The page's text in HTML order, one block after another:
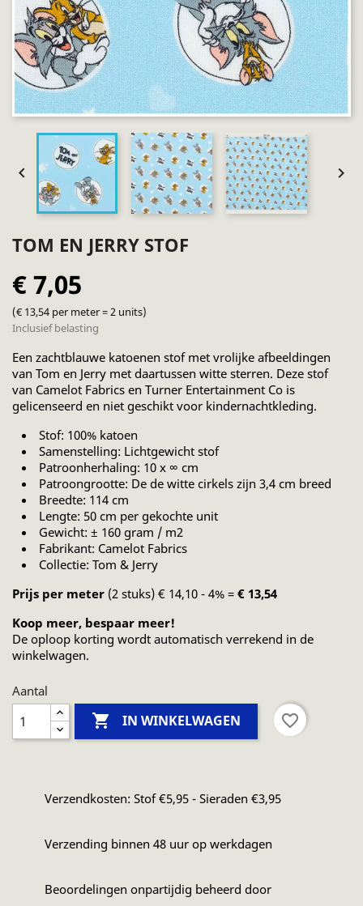
 
TOM EN JERRY STOF
€ 7,05
(€ 13,54 per meter = 2 units)
Inclusief belasting
Een zachtblauwe katoenen stof met vrolijke afbeeldingen
van Tom en Jerry met daartussen witte sterren. Deze stof
van Camelot Fabrics en Turner Entertainment Co is
gelicenseerd en niet geschikt voor kindernachtkleding.
Stof: 100% katoen
Samenstelling: Lichtgewicht stof
Patroonherhaling: 10 x ∞ cm
Patroongrootte: De de witte cirkels zijn 3,4 cm breed
Breedte: 114 cm
Lengte: 50 cm per gekochte unit
Gewicht: ± 160 gram / m2
Fabrikant: Camelot Fabrics
Collectie: Tom & Jerry
Prijs per meter (2 stuks) € 14,10 - 4% = € 13,54
Koop meer, bespaar meer!
De oploop korting wordt automatisch verrekend in de
winkelwagen.
Aantal
 IN WINKELWAGEN favorite_border
Verzendkosten: Stof €5,95 - Sieraden €3,95
Verzending binnen 48 uur op werkdagen
Beoordelingen onpartijdig beheerd door